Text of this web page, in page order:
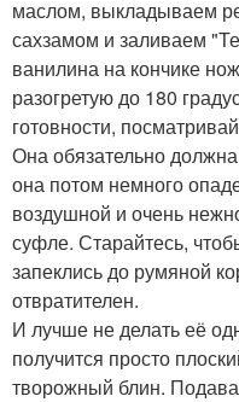
маслом, выкладываем
сахзамом и заливаем
ванилина на кончике
разогретую до 180
готовности,
Она обязательно
она потом немного
воздушной и очень
суфле. Старайтесь,
запеклись до румяной
отвратителен.
И лучше не делать её
получится просто
творожный блин.